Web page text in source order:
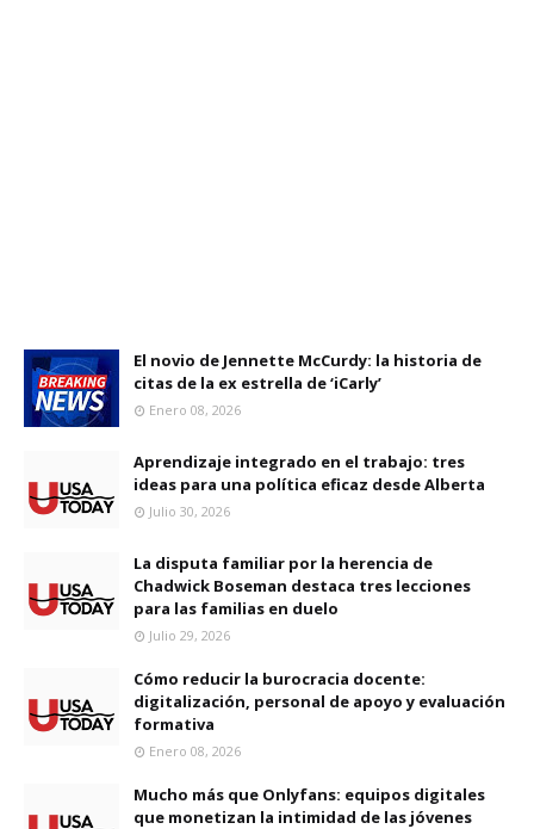
El novio de Jennette McCurdy: la historia de
citas de la ex estrella de ‘iCarly’
Enero 08, 2026
Aprendizaje integrado en el trabajo: tres
ideas para una política eficaz desde Alberta
Julio 30, 2026
La disputa familiar por la herencia de
Chadwick Boseman destaca tres lecciones
para las familias en duelo
Julio 29, 2026
Cómo reducir la burocracia docente:
digitalización, personal de apoyo y evaluación
formativa
Enero 08, 2026
Mucho más que Onlyfans: equipos digitales
que monetizan la intimidad de las jóvenes